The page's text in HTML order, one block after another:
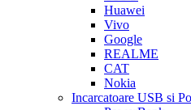
Huawei
Vivo
Google
REALME
CAT
Nokia
Incarcatoare USB si